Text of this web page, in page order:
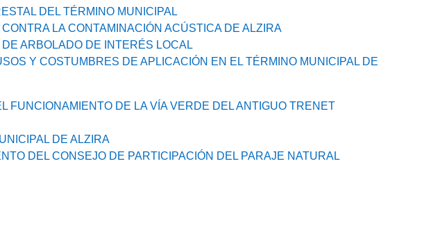
DEL TÉRMINO MUNICIPAL
LA CONTAMINACIÓN ACÚSTICA DE ALZIRA
ARBOLADO DE INTERÉS LOCAL
Y COSTUMBRES DE APLICACIÓN EN EL TÉRMINO MUNICIPAL DE
FUNCIONAMIENTO DE LA VÍA VERDE DEL ANTIGUO TRENET
DE ALZIRA
DEL CONSEJO DE PARTICIPACIÓN DEL PARAJE NATURAL